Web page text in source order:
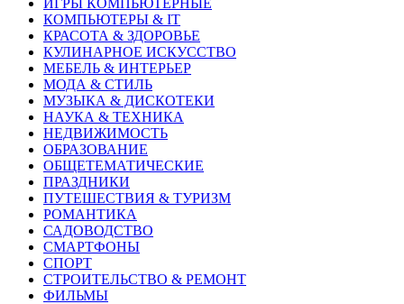
КОМПЬЮТЕРЫ & IT
КРАСОТА & ЗДОРОВЬЕ
КУЛИНАРНОЕ ИСКУССТВО
МЕБЕЛЬ & ИНТЕРЬЕР
МОДА & СТИЛЬ
МУЗЫКА & ДИСКОТЕКИ
НАУКА & ТЕХНИКА
НЕДВИЖИМОСТЬ
ОБРАЗОВАНИЕ
ОБЩЕТЕМАТИЧЕСКИЕ
ПРАЗДНИКИ
ПУТЕШЕСТВИЯ & ТУРИЗМ
РОМАНТИКА
САДОВОДСТВО
СМАРТФОНЫ
СПОРТ
СТРОИТЕЛЬСТВО & РЕМОНТ
ФИЛЬМЫ